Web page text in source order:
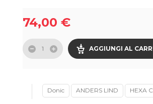
74,00 €
AGGIUNGI AL
Donic ANDERS LIND HEXA